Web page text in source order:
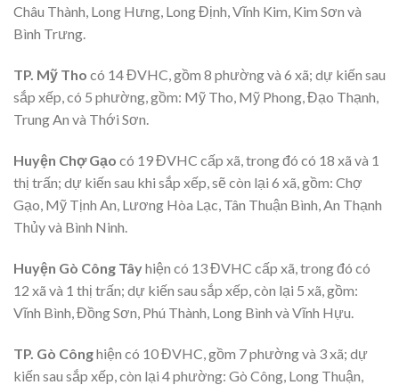
Châu Thành, Long Hưng, Long Định, Vĩnh Kim, Kim Sơn và
Bình Trưng.
TP. Mỹ Tho có 14 ĐVHC, gồm 8 phường và 6 xã; dự kiến sau
sắp xếp, có 5 phường, gồm: Mỹ Tho, Mỹ Phong, Đạo Thạnh,
Trung An và Thới Sơn.
Huyện Chợ Gạo có 19 ĐVHC cấp xã, trong đó có 18 xã và 1
thị trấn; dự kiến sau khi sắp xếp, sẽ còn lại 6 xã, gồm: Chợ
Gạo, Mỹ Tịnh An, Lương Hòa Lạc, Tân Thuận Bình, An Thạnh
Thủy và Bình Ninh.
Huyện Gò Công Tâyhiện có 13 ĐVHC cấp xã, trong đó có
12 xã và 1 thị trấn; dự kiến sau sắp xếp, còn lại 5 xã, gồm:
Vĩnh Bình, Đồng Sơn, Phú Thành, Long Bình và Vĩnh Hựu.
TP. Gò Cônghiện có 10 ĐVHC, gồm 7 phường và 3 xã; dự
kiến sau sắp xếp, còn lại 4 phường: Gò Công, Long Thuận,